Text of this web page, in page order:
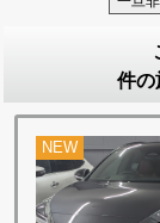
件の
NEW